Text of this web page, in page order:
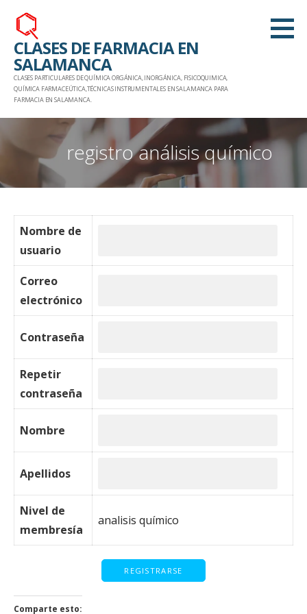
Saltar
contenido
CLASES DE FARMACIA EN
SALAMANCA
CLASES PARTICULARES DE QUÍMICA ORGÁNICA, INORGÁNICA, FISICOQUIMICA,
QUÍMICA FARMACEÚTICA,TÉCNICAS INSTRUMENTALES EN SALAMANCA PARA
FARMACIA EN SALAMANCA.
registro análisis químico
Nombre de
usuario
Correo
electrónico
Contraseña
Repetir
contraseña
Nombre
Apellidos
Nivel de
membresía
analisis químico
Comparte esto: